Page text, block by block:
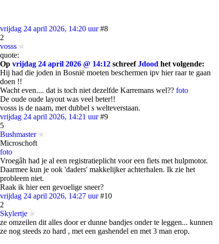
vrijdag 24 april 2026, 14:20 uur #8
2
vosss
quote:
Op vrijdag 24 april 2026 @ 14:12 schreefJdood het volgende:
Hij had die joden in Bosnië moeten beschermen ipv hier raar te gaan
doen !!
Wacht even.... dat is toch niet dezelfde Karremans wel?? foto
De oude oude layout was veel beter!!
vosss is de naam, met dubbel s welteverstaan.
vrijdag 24 april 2026, 14:21 uur #9
5
Bushmaster
Microschoft
foto
Vroegâh had je al een registratieplicht voor een fiets met hulpmotor.
Daarmee kun je ook 'daders' makkelijker achterhalen. Ik zie het
probleem niet.
Raak ik hier een gevoelige sneer?
vrijdag 24 april 2026, 14:27 uur #10
2
Skylertje
ze omzeilen dit alles door er dunne bandjes onder te leggen... kunnen
ze nog steeds zo hard , met een gashendel en met 3 man erop.